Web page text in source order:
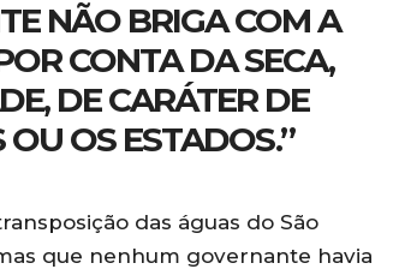
NÃO BRIGA COM A
CONTA DA SECA,
DE CARÁTER DE
OS ESTADOS.”
das águas do São
que nenhum governante havia